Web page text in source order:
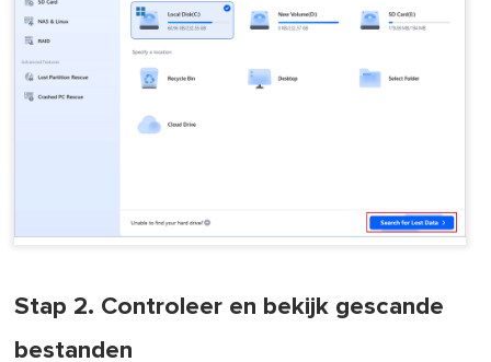
Stap 2. Controleer en bekijk gescande
bestanden